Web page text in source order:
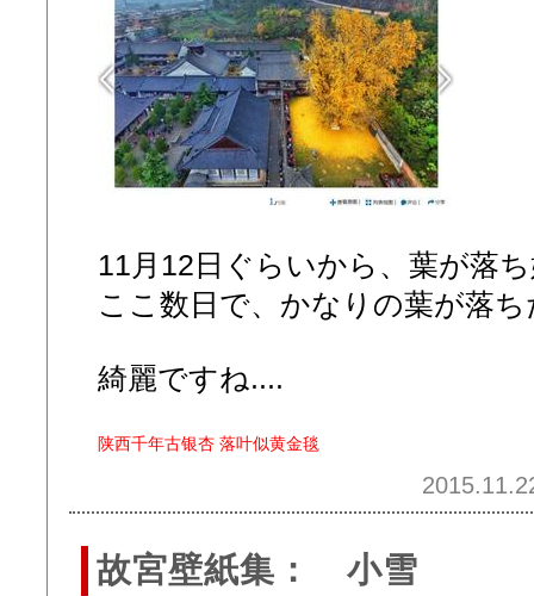
11月12日ぐらいから、葉が落
ここ数日で、かなりの葉が落
綺麗ですね....
陕西千年古银杏 落叶似黄金毯
故宮壁紙集： 小雪